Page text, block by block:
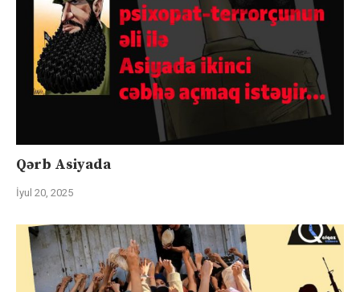
Qərb Asiyada
İyul 20, 2025